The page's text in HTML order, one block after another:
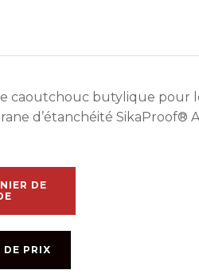
caoutchouc butylique pour
d’étanchéité SikaProof® A
DE
DE PRIX